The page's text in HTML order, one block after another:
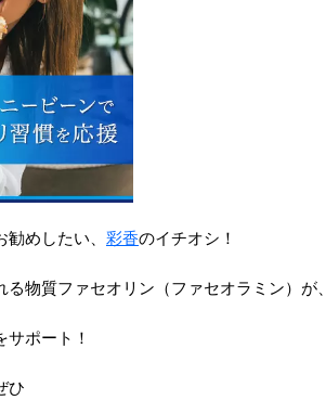
めしたい、 彩香のイチオシ！
物質ファセオリン（ファセオラミン）が、
ポート！
ひ